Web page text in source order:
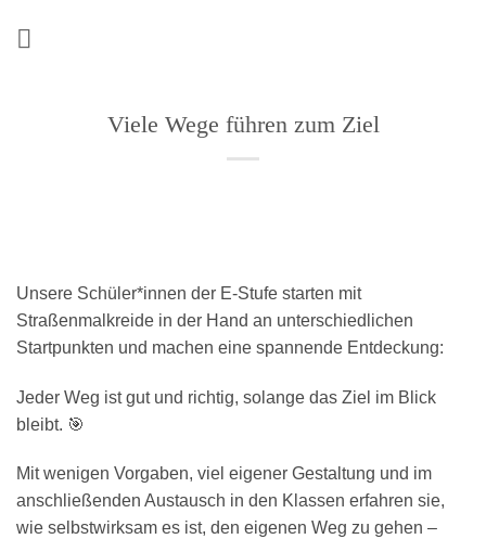
Viele Wege führen zum Ziel
Unsere Schüler*innen der E-Stufe starten mit
Straßenmalkreide in der Hand an unterschiedlichen
Startpunkten und machen eine spannende Entdeckung:
Jeder Weg ist gut und richtig, solange das Ziel im Blick
bleibt. 🎯
Mit wenigen Vorgaben, viel eigener Gestaltung und im
anschließenden Austausch in den Klassen erfahren sie,
wie selbstwirksam es ist, den eigenen Weg zu gehen –